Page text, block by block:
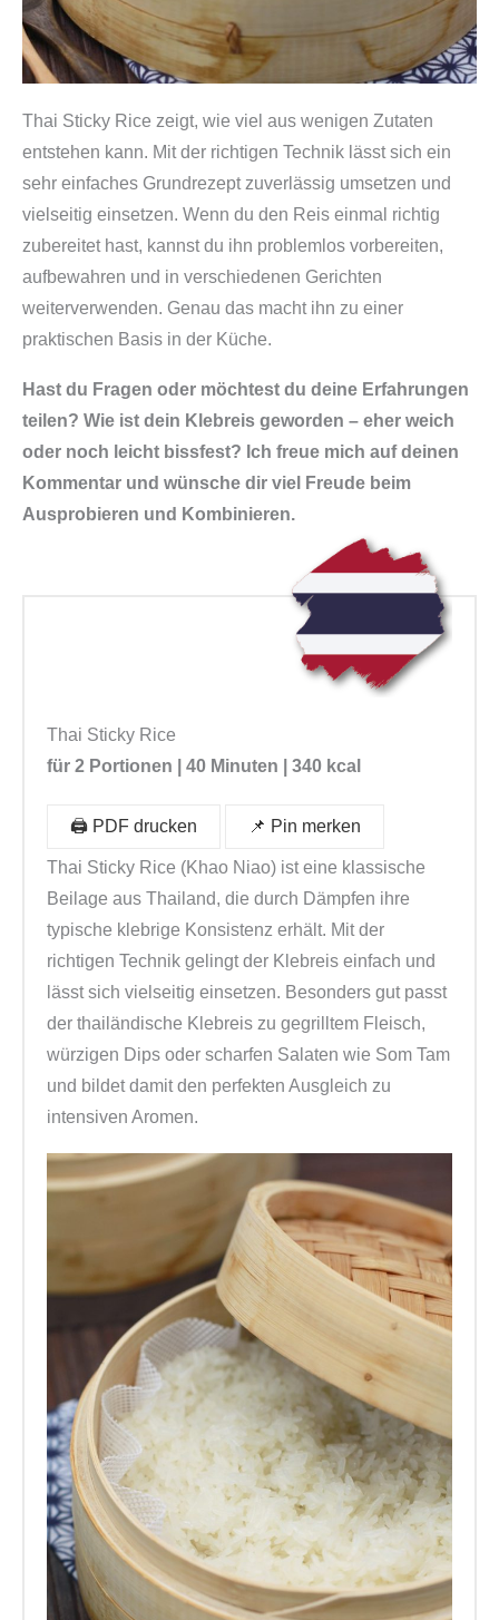
Thai Sticky Rice zeigt, wie viel aus wenigen Zutaten
entstehen kann. Mit der richtigen Technik lässt sich ein
sehr einfaches Grundrezept zuverlässig umsetzen und
vielseitig einsetzen. Wenn du den Reis einmal richtig
zubereitet hast, kannst du ihn problemlos vorbereiten,
aufbewahren und in verschiedenen Gerichten
weiterverwenden. Genau das macht ihn zu einer
praktischen Basis in der Küche.
Hast du Fragen oder möchtest du deine Erfahrungen
teilen? Wie ist dein Klebreis geworden – eher weich
oder noch leicht bissfest? Ich freue mich auf deinen
Kommentar und wünsche dir viel Freude beim
Ausprobieren und Kombinieren.
Thai Sticky Rice
für 2 Portionen | 40 Minuten | 340 kcal
🖨️ PDF drucken 📌 Pin merken
Thai Sticky Rice (Khao Niao) ist eine klassische
Beilage aus Thailand, die durch Dämpfen ihre
typische klebrige Konsistenz erhält. Mit der
richtigen Technik gelingt der Klebreis einfach und
lässt sich vielseitig einsetzen. Besonders gut passt
der thailändische Klebreis zu gegrilltem Fleisch,
würzigen Dips oder scharfen Salaten wie Som Tam
und bildet damit den perfekten Ausgleich zu
intensiven Aromen.